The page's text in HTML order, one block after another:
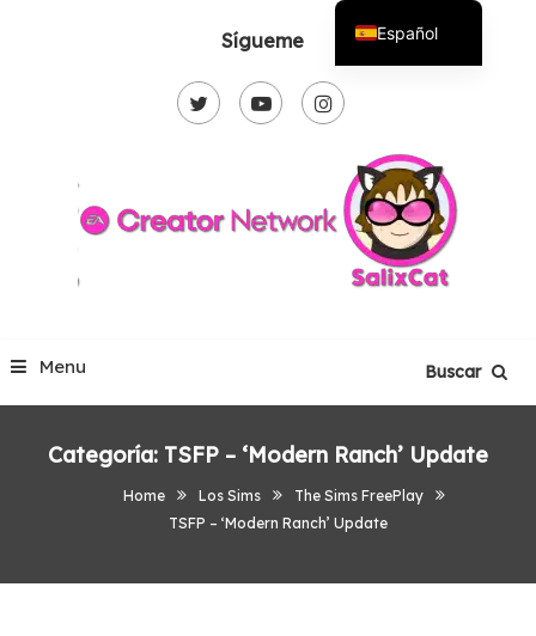
Sígueme
Menu Buscar
Categoría: TSFP – ‘Modern Ranch’ Update
Home Los Sims
The Sims FreePlay
TSFP – ‘Modern Ranch’ Update
Español
English